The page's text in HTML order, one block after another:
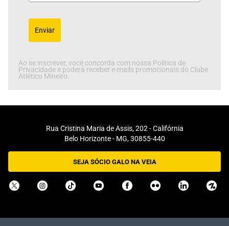
Enviar
Ao se inscrever, você concorda com nossa Política de
Privacidade e poderá receber e-mails promocionais do Clube
Atlético Mineiro.
Rua Cristina Maria de Assis, 202 - Califórnia
Belo Horizonte - MG, 30855-440
SEJA SÓCIO GALO NA VEIA